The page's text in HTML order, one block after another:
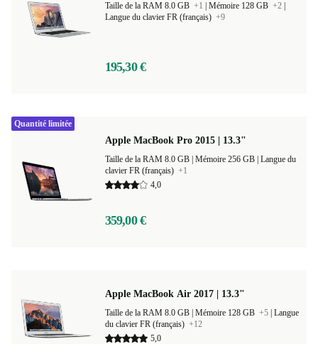
Taille de la RAM 8.0 GB +1 Mémoire 128 GB +2
Langue du clavier FR (français) +9
195,30 €
Apple MacBook Pro 2015 | 13.3"
Langue du
clavier FR (français) +1
4,0
359,00 €
Quantité limitée
Apple MacBook Air 2017 | 13.3"
Mémoire 128 GB +5 Langue
du clavier FR (français) +12
5,0